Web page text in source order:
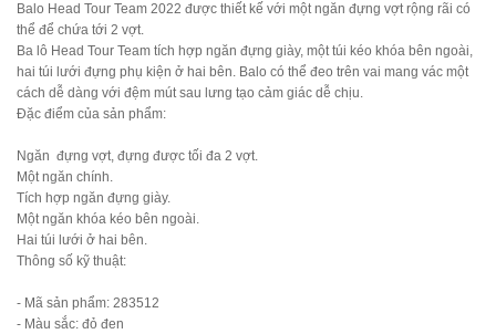
Balo Head Tour Team 2022 được thiết kế với một ngăn đựng vợt rộng rãi có
thể để chứa tới 2 vợt.
Ba lô Head Tour Team tích hợp ngăn đựng giày, một túi kéo khóa bên ngoài,
hai túi lưới đựng phụ kiện ở hai bên. Balo có thể đeo trên vai mang vác một
cách dễ dàng với đệm mút sau lưng tạo cảm giác dễ chịu.
Đặc điểm của sản phẩm:
Ngăn đựng vợt, đựng được tối đa 2 vợt.
Một ngăn chính.
Tích hợp ngăn đựng giày.
Một ngăn khóa kéo bên ngoài.
Hai túi lưới ở hai bên.
Thông số kỹ thuật:
- Mã sản phẩm: 283512
- Màu sắc: đỏ đen